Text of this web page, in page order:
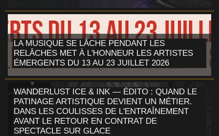
LA MUSIQUE SE LÂCHE PENDANT LES
RELÂCHES MET À L'HONNEUR LES ARTISTES
ÉMERGENTS DU 13 AU 23 JUILLET 2026
WANDERLUST ICE & INK — ÉDITO : QUAND LE
PATINAGE ARTISTIQUE DEVIENT UN MÉTIER.
DANS LES COULISSES DE L'ENTRAÎNEMENT
AVANT LE RETOUR EN CONTRAT DE
SPECTACLE SUR GLACE